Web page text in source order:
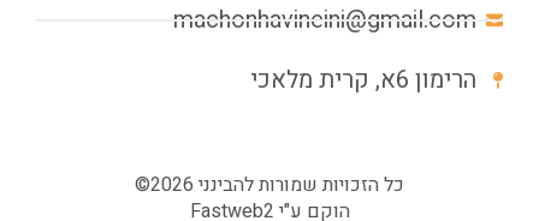
machonhavineini@gmail.com
הרימון 6א, קרית מלאכי
כל הזכויות שמורות להבינני 2026©
הוקם ע"י Fastweb2